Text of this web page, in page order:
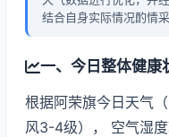
结合自身实际情况酌情采
一、今日整体健康
根据阿荣旗今日天气
风3-4级）， 空气湿